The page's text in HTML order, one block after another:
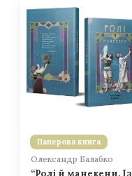
Паперова книга
Олександр Балабко